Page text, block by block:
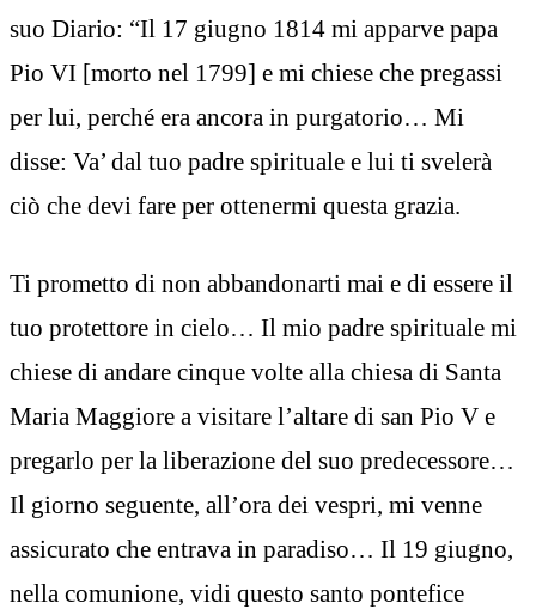
suo Diario: “Il 17 giugno 1814 mi apparve papa
Pio VI [morto nel 1799] e mi chiese che pregassi
per lui, perché era ancora in purgatorio… Mi
disse: Va’ dal tuo padre spirituale e lui ti svelerà
ciò che devi fare per ottenermi questa grazia.
Ti prometto di non abbandonarti mai e di essere il
tuo protettore in cielo… Il mio padre spirituale mi
chiese di andare cinque volte alla chiesa di Santa
Maria Maggiore a visitare l’altare di san Pio V e
pregarlo per la liberazione del suo predecessore…
Il giorno seguente, all’ora dei vespri, mi venne
assicurato che entrava in paradiso… Il 19 giugno,
nella comunione, vidi questo santo pontefice